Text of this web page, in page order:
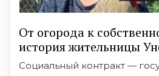
От огорода к
история жительницы
Социальный контракт —